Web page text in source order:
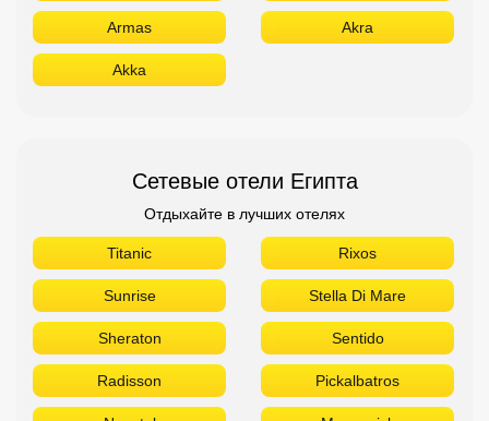
Armas Akra
Akka
Сетевые отели Египта
Отдыхайте в лучших отелях
Titanic Rixos
Sunrise Stella Di Mare
Sheraton Sentido
Radisson Pickalbatros